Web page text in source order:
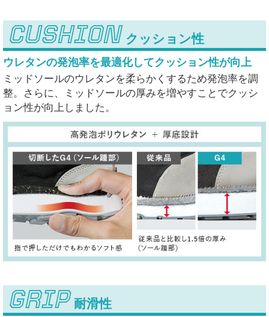
CUSHION クッション性
ウレタンの発泡率を最適化してクッション性が向上
ミッドソールのウレタンを柔らかくするため発泡率を調
整。さらに、ミッドソールの厚みを増やすことでクッシ
ョン性が向上しました。
GRIP 耐滑性